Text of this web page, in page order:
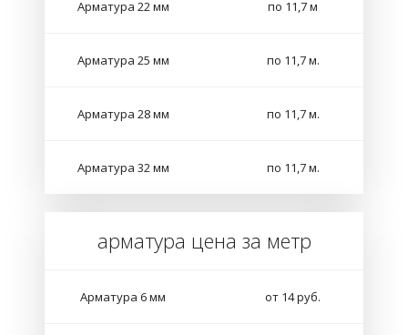
Арматура 22 мм по 11,7 м
Арматура 25 мм по 11,7 м.
Арматура 28 мм по 11,7 м.
Арматура 32 мм по 11,7 м.
арматура цена за метр
Арматура 6 мм от 14 руб.